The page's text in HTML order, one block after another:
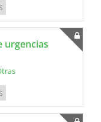
urgencias